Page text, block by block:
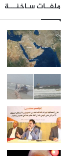
ملفــات سـاخنـــة